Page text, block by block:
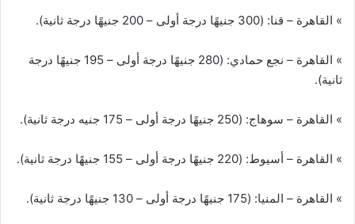
» القاهرة – قنا: (300 جنيهًا درجة أولى – 200 جنيهًا درجة ثانية).
» القاهرة – نجع حمادي: (280 جنيهًا درجة أولى – 195 جنيهًا درجة
ثانية).
» القاهرة – سوهاج: (250 جنيهًا درجة أولى – 175 جنيه درجة ثانية).
» القاهرة – أسيوط: (220 جنيهًا درجة أولى – 155 جنيهًا درجة ثانية).
» القاهرة – المنيا: (175 جنيهًا درجة أولى – 130 جنيهًا درجة ثانية).